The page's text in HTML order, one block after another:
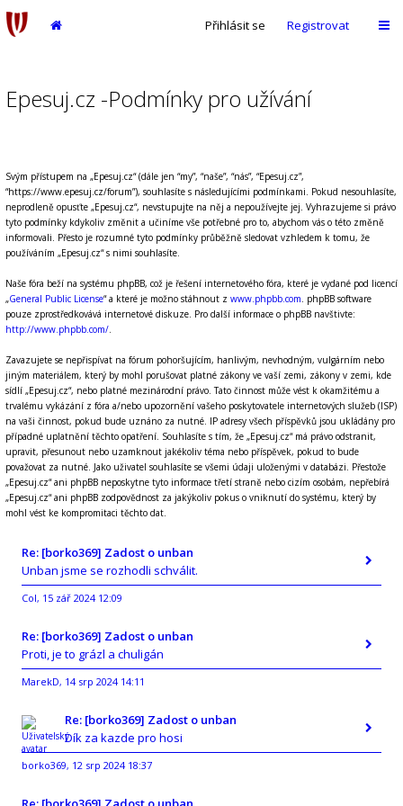
Přihlásit se Registrovat
Epesuj.cz -Podmínky pro užívání
Svým přístupem na „Epesuj.cz“ (dále jen “my”, “naše”, “nás”, “Epesuj.cz”,
“https://www.epesuj.cz/forum”), souhlasíte s následujícími podmínkami. Pokud nesouhlasíte,
neprodleně opusťte „Epesuj.cz“, nevstupujte na něj a nepoužívejte jej. Vyhrazujeme si právo
tyto podmínky kdykoliv změnit a učiníme vše potřebné pro to, abychom vás o této změně
informovali. Přesto je rozumné tyto podmínky průběžně sledovat vzhledem k tomu, že
používáním „Epesuj.cz“ s nimi souhlasíte.
Naše fóra beží na systému phpBB, což je řešení internetového fóra, které je vydané pod licencí
„General Public License“ a které je možno stáhnout z www.phpbb.com. phpBB software
pouze zprostředkovává internetové diskuze. Pro další informace o phpBB navštivte:
http://www.phpbb.com/.
Zavazujete se nepřispívat na fórum pohoršujícím, hanlivým, nevhodným, vulgárním nebo
jiným materiálem, který by mohl porušovat platné zákony ve vaší zemi, zákony v zemi, kde
sídlí „Epesuj.cz“, nebo platné mezinárodní právo. Tato činnost může vést k okamžitému a
trvalému vykázání z fóra a/nebo upozornění vašeho poskytovatele internetových služeb (ISP)
na vaši činnost, pokud bude uznáno za nutné. IP adresy všech příspěvků jsou ukládány pro
případné uplatnění těchto opatření. Souhlasíte s tím, že „Epesuj.cz“ má právo odstranit,
upravit, přesunout nebo uzamknout jakékoliv téma nebo příspěvek, pokud to bude
považovat za nutné. Jako uživatel souhlasíte se všemi údaji uloženými v databázi. Přestože
„Epesuj.cz“ ani phpBB neposkytne tyto informace třetí straně nebo cizím osobám, nepřebírá
„Epesuj.cz“ ani phpBB zodpovědnost za jakýkoliv pokus o vniknutí do systému, který by
mohl vést ke kompromitaci těchto dat.
Re: [borko369] Zadost o unban
Unban jsme se rozhodli schválit.
Col, 15 zář 2024 12:09
Re: [borko369] Zadost o unban
Proti, je to grázl a chuligán
MarekD, 14 srp 2024 14:11
Re: [borko369] Zadost o unban
Dík za kazde pro hosi
borko369, 12 srp 2024 18:37